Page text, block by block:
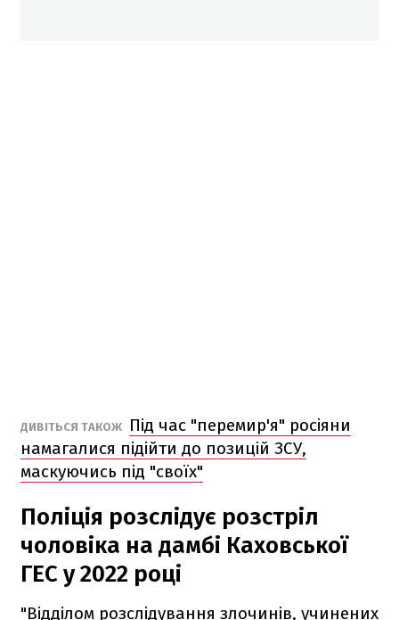
ДИВІТЬСЯ ТАКОЖ
Під час "перемир'я" росіяни
намагалися підійти до позицій ЗСУ,
маскуючись під "своїх"
Поліція розслідує розстріл
чоловіка на дамбі Каховської
ГЕС у 2022 році
"Відділом розслідування злочинів, учинених